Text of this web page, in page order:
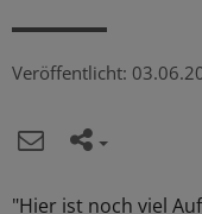
Veröffentlicht:
"Hier ist noch viel